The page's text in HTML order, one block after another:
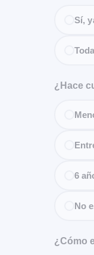
Sí,
¿Hace
6
No
¿Cómo